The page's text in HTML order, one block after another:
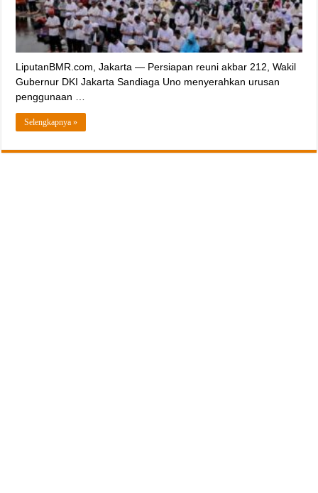
LiputanBMR.com, Jakarta — Persiapan reuni akbar 212, Wakil
Gubernur DKI Jakarta Sandiaga Uno menyerahkan urusan
penggunaan …
Selengkapnya »